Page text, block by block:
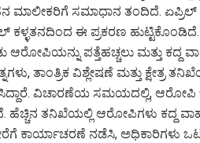
ಮಾಲೀಕರಿಗೆ ಸಮಾಧಾನ ತಂದಿದೆ.
ಕಳ್ಳತನದಿಂದ ಈ ಪ್ರಕರಣ
ಆರೋಪಿಯನ್ನು ಪತ್ತೆಹಚ್ಚಲು ಮತ್ತು ಕದ್ದ
ತಾಂತ್ರಿಕ ವಿಶ್ಲೇಷಣೆ ಮತ್ತು
ವಿಚಾರಣೆಯ ಸಮಯದಲ್ಲಿ, ಆರೋಪಿ
ಹೆಚ್ಚಿನ ತನಿಖೆಯಲ್ಲಿ ಆರೋಪಿಗಳು ಕದ್ದ
ಕಾರ್ಯಾಚರಣೆ ನಡೆಸಿ, ಅಧಿಕಾರಿಗಳು